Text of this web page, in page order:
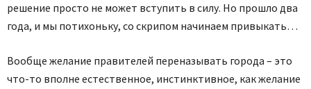
решение просто не может вступить в силу. Но прошло два
года, и мы потихоньку, со скрипом начинаем привыкать…
Вообще желание правителей переназывать города – это
что-то вполне естественное, инстинктивное, как желание